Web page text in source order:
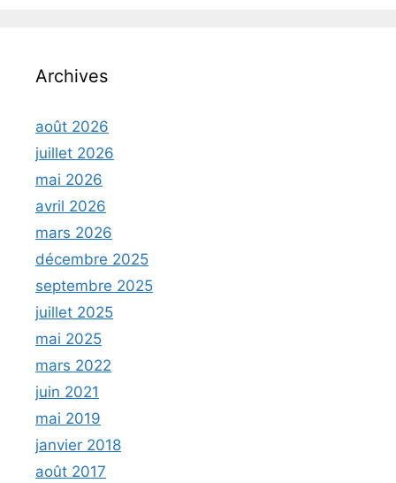
Archives
août 2026
juillet 2026
mai 2026
avril 2026
mars 2026
décembre 2025
septembre 2025
juillet 2025
mai 2025
mars 2022
juin 2021
mai 2019
janvier 2018
août 2017